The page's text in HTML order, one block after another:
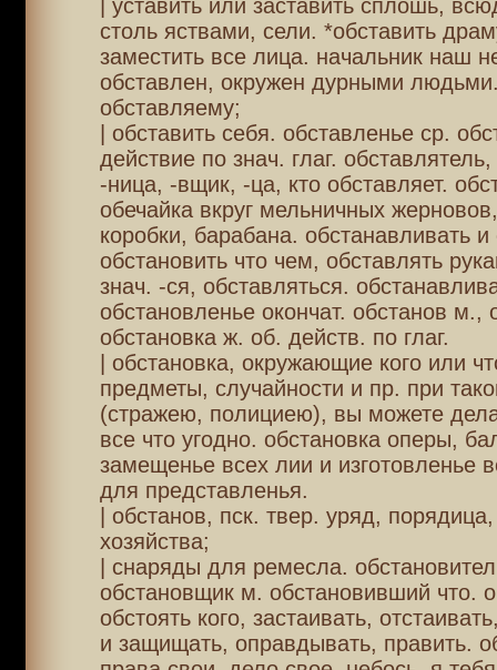
| уставить или заставить сплошь,
столь яствами, сели. *обставить
заместить все лица. начальник наш
обставлен, окружен дурными
обставляему;
| обставить себя. обставленье ср.
действие по знач. глаг.
-ница, -вщик, -ца, кто обставляет.
обечайка вкруг мельничных
коробки, барабана. обстанавливать и
обстановить что чем, обставлять
знач. -ся, обставляться.
обстановленье окончат. обстанов м.,
обстановка ж. об. действ. по глаг.
| обстановка, окружающие кого или
предметы, случайности и пр. при
(стражею, полициею), вы можете
все что угодно. обстановка оперы,
замещенье всех лии и изготовленье
для представленья.
| обстанов, пск. твер. уряд,
хозяйства;
| снаряды для ремесла.
обстановщик м. обстановивший что.
обстоять кого, застаивать,
и защищать, оправдывать, править.